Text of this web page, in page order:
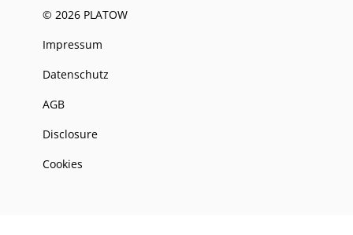
© 2026 PLATOW
Impressum
Datenschutz
AGB
Disclosure
Cookies